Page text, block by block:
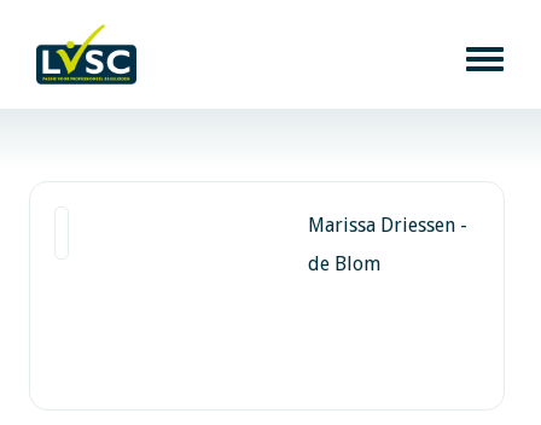
Marissa Driessen -
de Blom